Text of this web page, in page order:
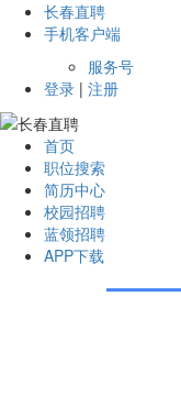
长春直聘
手机客户端
服务号
登录 | 注册
首页
职位搜索
简历中心
校园招聘
蓝领招聘
APP下载